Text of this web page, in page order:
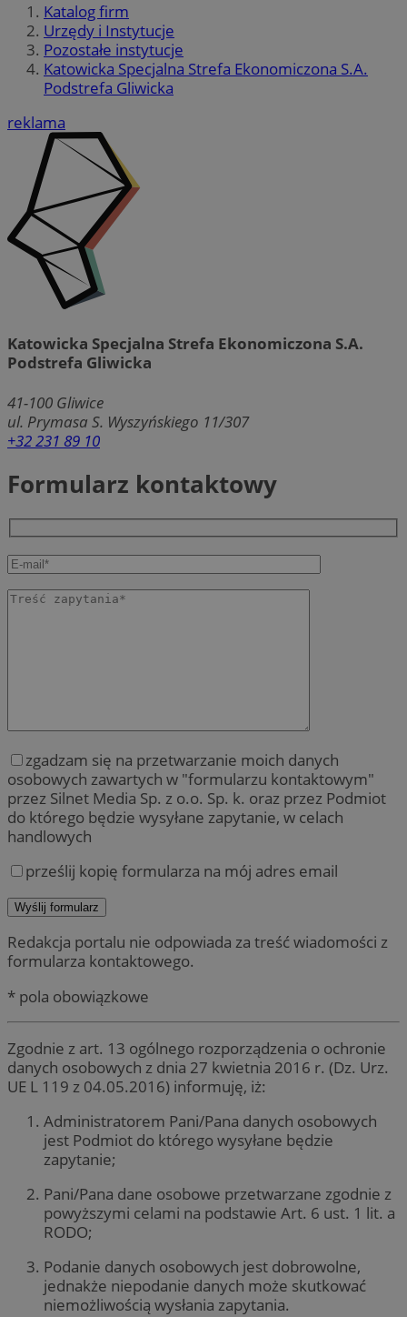
Katalog firm
Urzędy i Instytucje
Pozostałe instytucje
Katowicka Specjalna Strefa Ekonomiczona S.A.
Podstrefa Gliwicka
reklama
Katowicka Specjalna Strefa Ekonomiczona S.A.
Podstrefa Gliwicka
41-100 Gliwice
ul. Prymasa S. Wyszyńskiego 11/307
+32 231 89 10
Formularz kontaktowy
zgadzam się na przetwarzanie moich danych
osobowych zawartych w "formularzu kontaktowym"
przez Silnet Media Sp. z o.o. Sp. k. oraz przez Podmiot
do którego będzie wysyłane zapytanie, w celach
handlowych
prześlij kopię formularza na mój adres email
Redakcja portalu nie odpowiada za treść wiadomości z
formularza kontaktowego.
* pola obowiązkowe
Zgodnie z art. 13 ogólnego rozporządzenia o ochronie
danych osobowych z dnia 27 kwietnia 2016 r. (Dz. Urz.
UE L 119 z 04.05.2016) informuję, iż:
Administratorem Pani/Pana danych osobowych
jest Podmiot do którego wysyłane będzie
zapytanie;
Pani/Pana dane osobowe przetwarzane zgodnie z
powyższymi celami na podstawie Art. 6 ust. 1 lit. a
RODO;
Podanie danych osobowych jest dobrowolne,
jednakże niepodanie danych może skutkować
niemożliwością wysłania zapytania.